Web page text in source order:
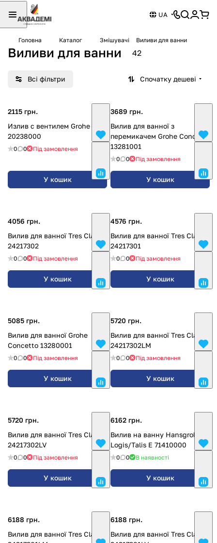
UA
Головна Каталог Змішувачі Виливи для ванни
Виливи для ванни 42
Всі фільтри Спочатку дешеві
2115 грн.
Излив с вентилем Grohe
20238000
0 0 Під замовлення
У кошик
3689 грн.
Вилив для ванної з
перемикачем Grohe Concetto
13281001
0 0 Під замовлення
У кошик
4056 грн.
Вилив для ванної Tres Clasic
24217302
0 0 Під замовлення
У кошик
4576 грн.
Вилив для ванної Tres Clasic
24217301
0 0 Під замовлення
У кошик
5085 грн.
Вилив для ванної Grohe
Concetto 13280001
0 0 Під замовлення
У кошик
5720 грн.
Вилив для ванної Tres Clasic
24217302LM
0 0 Під замовлення
У кошик
5720 грн.
Вилив для ванної Tres Clasic
24217302LV
0 0 Під замовлення
У кошик
6162 грн.
Вилив на ванну Hansgrohe
Logis/Talis E 71410000
0 0 В наявності
У кошик
6188 грн.
Вилив для ванної Tres Clasic
6188 грн.
Вилив для ванної Tres Clasic